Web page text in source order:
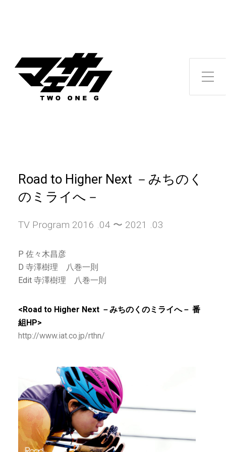
Toggle Side Menu
Road to Higher Next －みちのく
のミライへ－
TV Program 2016 .04 〜 2021 .03
P 佐々木昌彦
D 寺澤樹理 八巻一則
Edit 寺澤樹理 八巻一則
<Road to Higher Next －みちのくのミライへ－ 番
組HP>
http://www.iat.co.jp/rthn/